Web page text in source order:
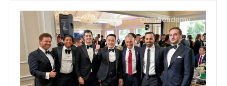
Dîner crypto de Trump : steak Walmart, discours